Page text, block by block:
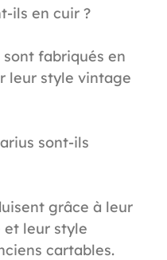
ils en cuir ?
sont fabriqués en
leur style vintage
sont-ils
grâce à leur
leur style
cartables.